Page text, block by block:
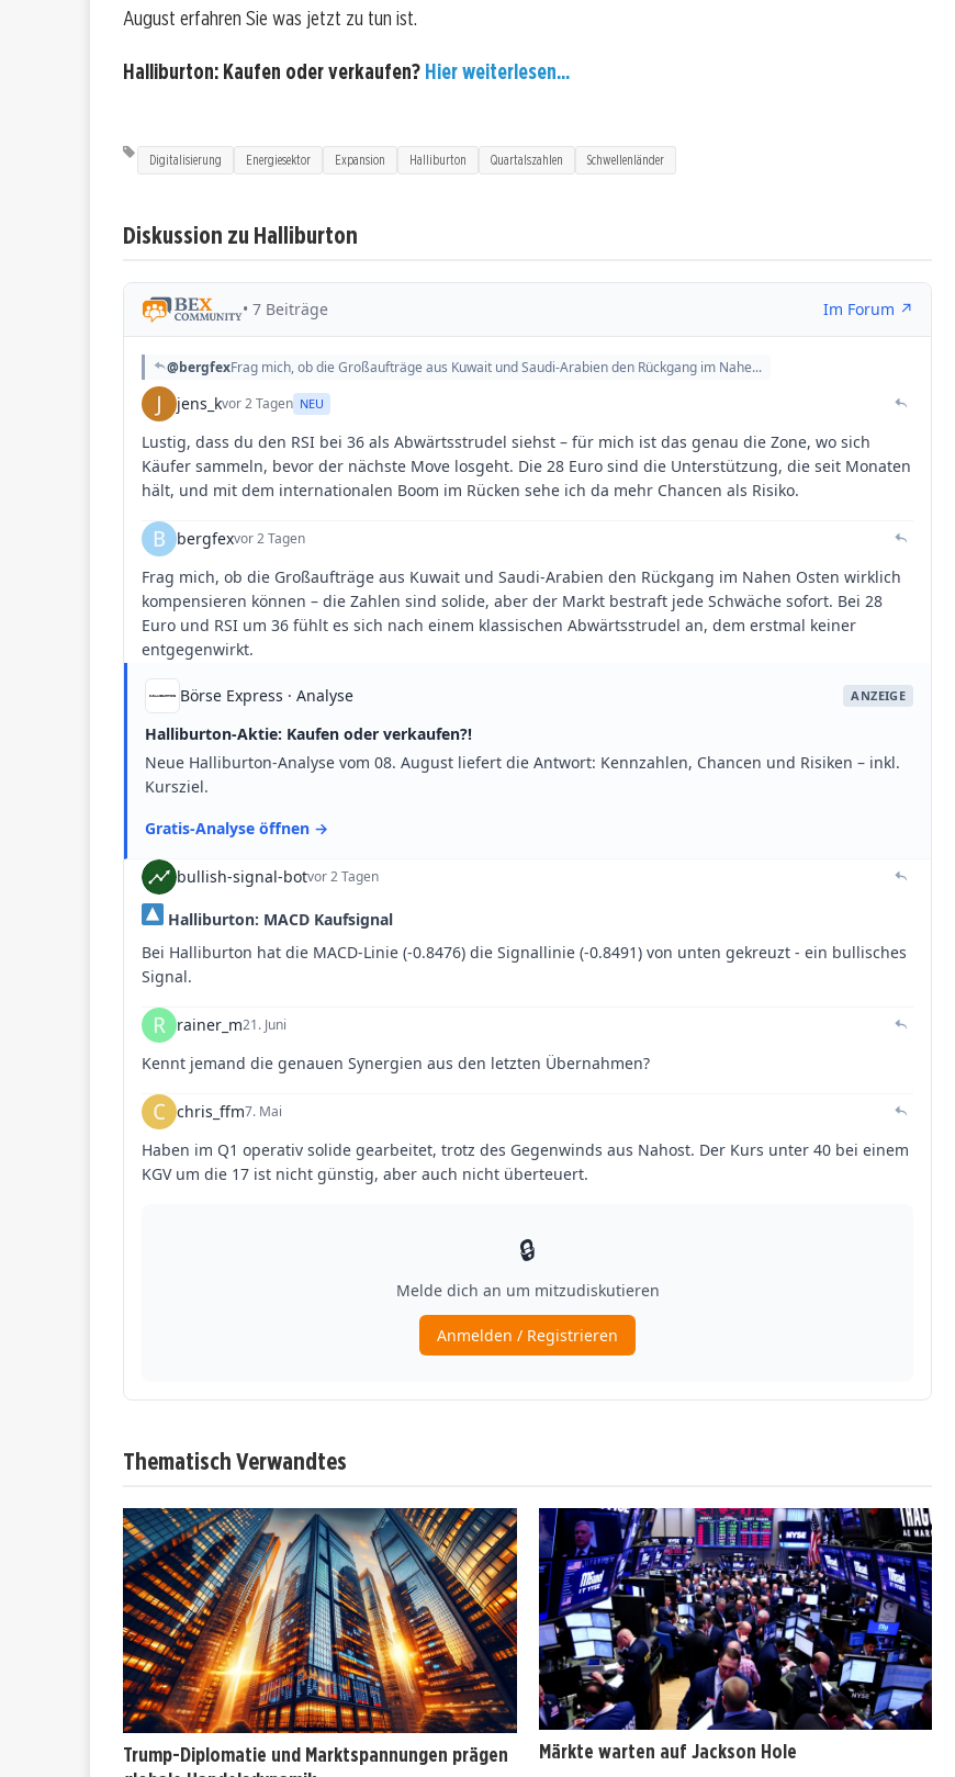
August erfahren Sie was jetzt zu tun ist.
Halliburton: Kaufen oder verkaufen? Hier weiterlesen...
Digitalisierung Energiesektor Expansion Halliburton Quartalszahlen Schwellenländer
Diskussion zu Halliburton
Thematisch Verwandtes
Trump-Diplomatie und Marktspannungen prägen
Märkte warten auf Jackson Hole